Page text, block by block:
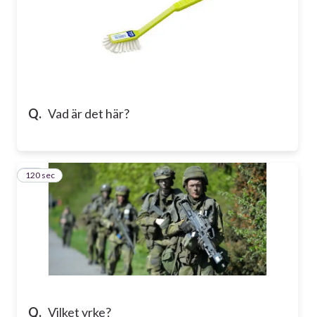
Q. Vad är det här?
Q. Vilket yrke?
15
120 sec